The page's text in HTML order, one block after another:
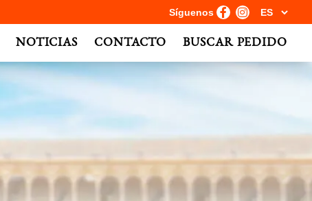
Síguenos
NOTICIAS CONTACTO BUSCAR PEDIDO